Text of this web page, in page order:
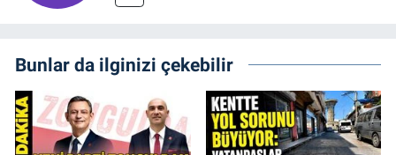
Bunlar da ilginizi çekebilir